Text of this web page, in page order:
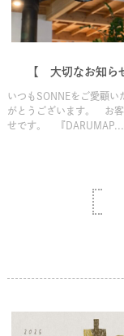
【 大切なお知ら
いつもSONNEをご愛顧い
がとうございます。 お客
せです。 『DARUMAP...